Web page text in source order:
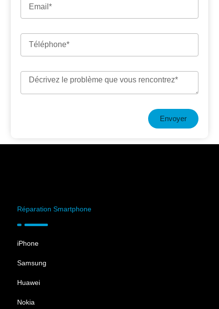
Envoyer
Réparation Smartphone
iPhone
Samsung
Huawei
Nokia